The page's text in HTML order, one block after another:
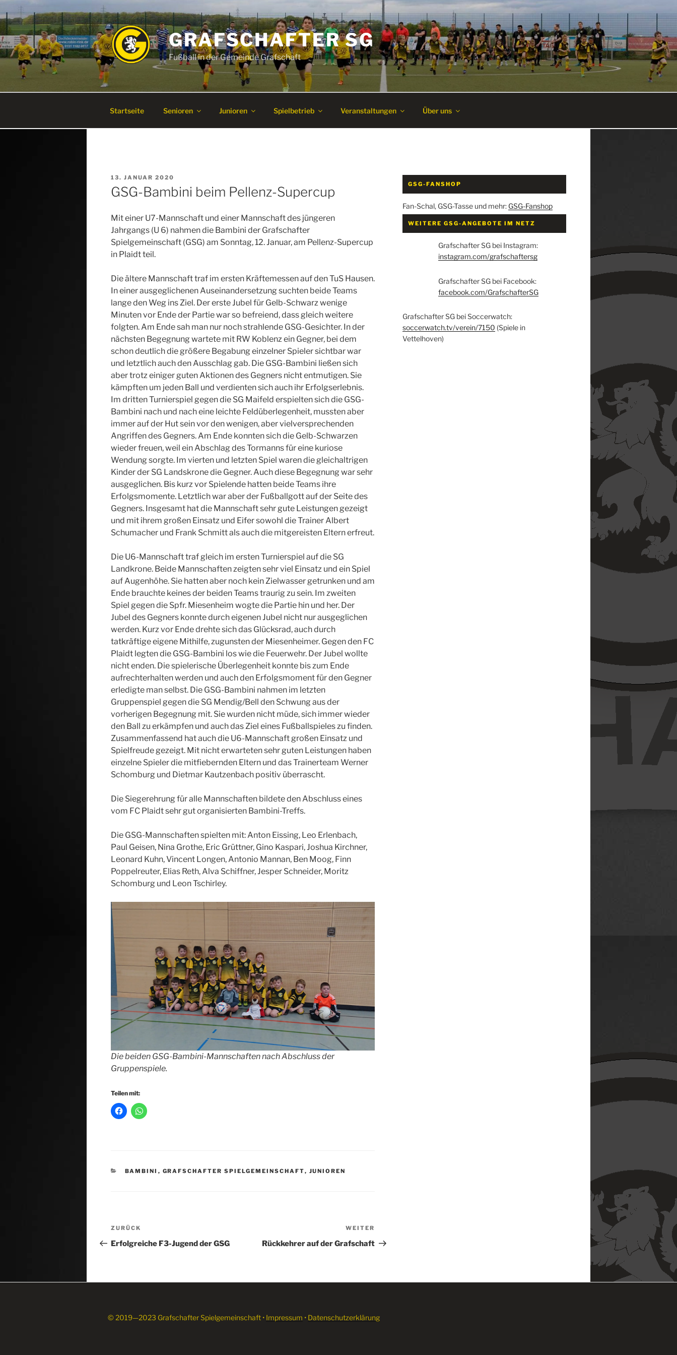
Inhalt
springen
GRAFSCHAFTER SG
Fußball in der Gemeinde Grafschaft
Startseite Senioren Junioren Spielbetrieb Veranstaltungen Über uns
VERÖFFENTLICHT
AM
13. JANUAR 2020
GSG-Bambini beim Pellenz-Supercup
Mit einer U7-Mannschaft und einer Mannschaft des jüngeren
Jahrgangs (U 6) nahmen die Bambini der Grafschafter
Spielgemeinschaft (GSG) am Sonntag, 12. Januar, am Pellenz-Supercup
in Plaidt teil.
Die ältere Mannschaft traf im ersten Kräftemessen auf den TuS Hausen.
In einer ausgeglichenen Auseinandersetzung suchten beide Teams
lange den Weg ins Ziel. Der erste Jubel für Gelb-Schwarz wenige
Minuten vor Ende der Partie war so befreiend, dass gleich weitere
folgten. Am Ende sah man nur noch strahlende GSG-Gesichter. In der
nächsten Begegnung wartete mit RW Koblenz ein Gegner, bei dem
schon deutlich die größere Begabung einzelner Spieler sichtbar war
und letztlich auch den Ausschlag gab. Die GSG-Bambini ließen sich
aber trotz einiger guten Aktionen des Gegners nicht entmutigen. Sie
kämpften um jeden Ball und verdienten sich auch ihr Erfolgserlebnis.
Im dritten Turnierspiel gegen die SG Maifeld erspielten sich die GSG-
Bambini nach und nach eine leichte Feldüberlegenheit, mussten aber
immer auf der Hut sein vor den wenigen, aber vielversprechenden
Angriffen des Gegners. Am Ende konnten sich die Gelb-Schwarzen
wieder freuen, weil ein Abschlag des Tormanns für eine kuriose
Wendung sorgte. Im vierten und letzten Spiel waren die gleichaltrigen
Kinder der SG Landskrone die Gegner. Auch diese Begegnung war sehr
ausgeglichen. Bis kurz vor Spielende hatten beide Teams ihre
Erfolgsmomente. Letztlich war aber der Fußballgott auf der Seite des
Gegners. Insgesamt hat die Mannschaft sehr gute Leistungen gezeigt
und mit ihrem großen Einsatz und Eifer sowohl die Trainer Albert
Schumacher und Frank Schmitt als auch die mitgereisten Eltern erfreut.
Die U6-Mannschaft traf gleich im ersten Turnierspiel auf die SG
Landkrone. Beide Mannschaften zeigten sehr viel Einsatz und ein Spiel
auf Augenhöhe. Sie hatten aber noch kein Zielwasser getrunken und am
Ende brauchte keines der beiden Teams traurig zu sein. Im zweiten
Spiel gegen die Spfr. Miesenheim wogte die Partie hin und her. Der
Jubel des Gegners konnte durch eigenen Jubel nicht nur ausgeglichen
werden. Kurz vor Ende drehte sich das Glücksrad, auch durch
tatkräftige eigene Mithilfe, zugunsten der Miesenheimer. Gegen den FC
Plaidt legten die GSG-Bambini los wie die Feuerwehr. Der Jubel wollte
nicht enden. Die spielerische Überlegenheit konnte bis zum Ende
aufrechterhalten werden und auch den Erfolgsmoment für den Gegner
erledigte man selbst. Die GSG-Bambini nahmen im letzten
Gruppenspiel gegen die SG Mendig/Bell den Schwung aus der
vorherigen Begegnung mit. Sie wurden nicht müde, sich immer wieder
den Ball zu erkämpfen und auch das Ziel eines Fußballspieles zu finden.
Zusammenfassend hat auch die U6-Mannschaft großen Einsatz und
Spielfreude gezeigt. Mit nicht erwarteten sehr guten Leistungen haben
einzelne Spieler die mitfiebernden Eltern und das Trainerteam Werner
Schomburg und Dietmar Kautzenbach positiv überrascht.
Die Siegerehrung für alle Mannschaften bildete den Abschluss eines
vom FC Plaidt sehr gut organisierten Bambini-Treffs.
Die GSG-Mannschaften spielten mit: Anton Eissing, Leo Erlenbach,
Paul Geisen, Nina Grothe, Eric Grüttner, Gino Kaspari, Joshua Kirchner,
Leonard Kuhn, Vincent Longen, Antonio Mannan, Ben Moog, Finn
Poppelreuter, Elias Reth, Alva Schiffner, Jesper Schneider, Moritz
Schomburg und Leon Tschirley.
Die beiden GSG-Bambini-Mannschaften nach Abschluss der
Gruppenspiele.
Teilen mit:
KATEGORIEN
BAMBINI , GRAFSCHAFTER SPIELGEMEINSCHAFT, JUNIOREN
Beitragsnavigation
Vorheriger
Beitrag
ZURÜCK
Erfolgreiche F3-Jugend der GSG
Beitrag
WEITER
Rückkehrer auf der Grafschaft
GSG-FANSHOP
Fan-Schal, GSG-Tasse und mehr: GSG-Fanshop
WEITERE GSG-ANGEBOTE IM NETZ
Grafschafter SG bei Instagram:
instagram.com/grafschaftersg
Grafschafter SG bei Facebook:
facebook.com/GrafschafterSG
Grafschafter SG bei Soccerwatch:
soccerwatch.tv/verein/7150 (Spiele in
Vettelhoven)
© 2019—2023 Grafschafter Spielgemeinschaft • Impressum • Datenschutzerklärung